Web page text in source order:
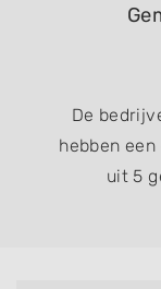
De
hebben
uit 5